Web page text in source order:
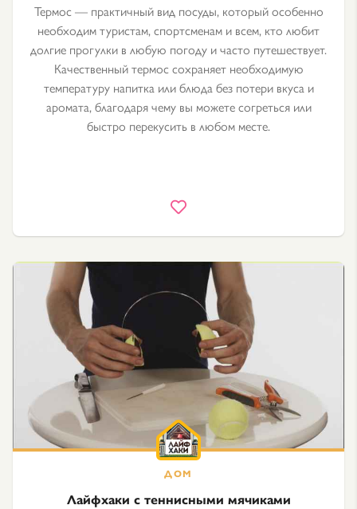
Термос — практичный вид посуды, который особенно
необходим туристам, спортсменам и всем, кто любит
долгие прогулки в любую погоду и часто путешествует.
Качественный термос сохраняет необходимую
температуру напитка или блюда без потери вкуса и
аромата, благодаря чему вы можете согреться или
быстро перекусить в любом месте.
Лайфхаки с теннисными мячиками